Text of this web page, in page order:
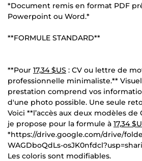
*Document remis en format PDF
Powerpoint ou Word.*
**FORMULE STANDARD**
**Pour 17,34 $US : CV ou lettre de
professionnelle minimaliste.**
prestation comprend vos
d'une photo possible. Une seule
Voici **l’accès aux deux modèles
je propose pour la formule à 17,34
*https://drive.google.com/drive/
WAGDboQdLs-
Les coloris sont modifiables.